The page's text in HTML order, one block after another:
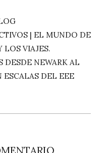
| EL MUNDO DE
LOS VIAJES.
DESDE NEWARK AL
ESCALAS DEL EEE